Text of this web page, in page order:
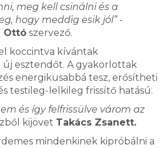
meg kell csinálni és a
hogy meddig esik jól”-
Ottó szervező.
koccintva kívántak
esztendőt. A gyakorlottak
energikusabbá tesz, erősítheti
testileg-lelkileg frissítő hatású.
és így felfrissülve várom az
kijövet Takács Zsanett.
mindenkinek kipróbálni a